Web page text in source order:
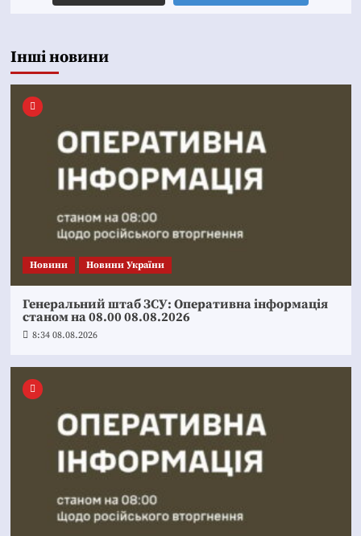
Інші новини
Новини Новини України
Генеральний штаб ЗСУ: Оперативна інформація
станом на 08.00 08.08.2026
8:34 08.08.2026